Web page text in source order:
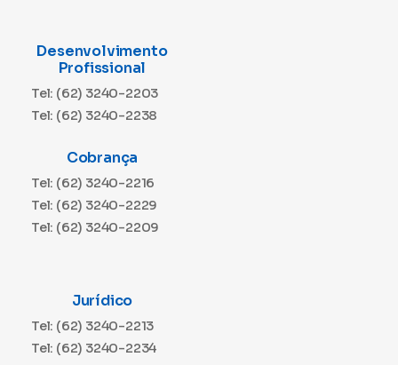
Desenvolvimento
Profissional
Tel: (62) 3240-2203
Tel: (62) 3240-2238
Cobrança
Tel: (62) 3240-2216
Tel: (62) 3240-2229
Tel: (62) 3240-2209
Jurídico
Tel: (62) 3240-2213
Tel: (62) 3240-2234